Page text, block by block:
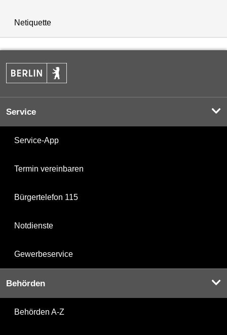
Netiquette
Service
Service-App
Termin vereinbaren
Bürgertelefon 115
Notdienste
Gewerbeservice
Behörden
Behörden A-Z